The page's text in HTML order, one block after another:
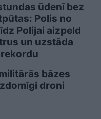
ūdenī bez
Polis no
Polijai aizpeld
un uzstāda
bāzes
droni